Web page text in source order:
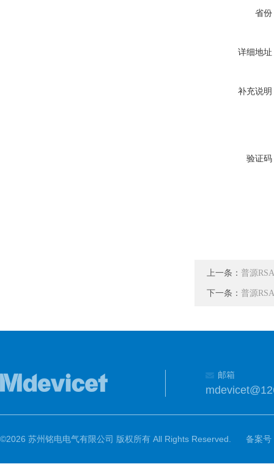
省份
详细地址
补充说明
验证码
上一条： 普源
下一条： 普源
邮箱
©2026 苏州铭电电气有限公司 版权所有 All Rights Reserved. 备案号